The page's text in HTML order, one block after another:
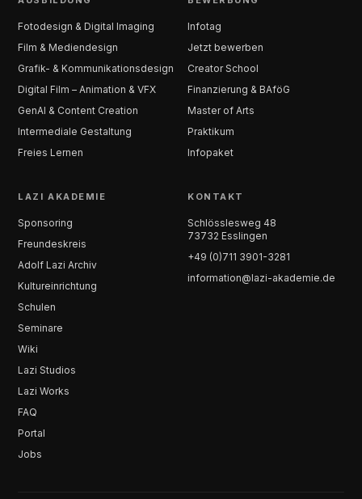
Fotodesign & Digital Imaging
Film & Mediendesign
Grafik- & Kommunikationsdesign
Digital Film – Animation & VFX
GenAI & Content Creation
Intermediale Gestaltung
Freies Lernen
Infotag
Jetzt bewerben
Creator School
Finanzierung & BAföG
Master of Arts
Praktikum
Infopaket
LAZI AKADEMIE
Sponsoring
Freundeskreis
Adolf Lazi Archiv
Kultureinrichtung
Schulen
Seminare
Wiki
Lazi Studios
Lazi Works
FAQ
Portal
Jobs
KONTAKT
Schlösslesweg 48
73732 Esslingen
+49 (0)711 3901-3281
information@lazi-akademie.de